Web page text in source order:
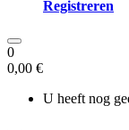
Registreren
0
0,00 €
U heeft nog